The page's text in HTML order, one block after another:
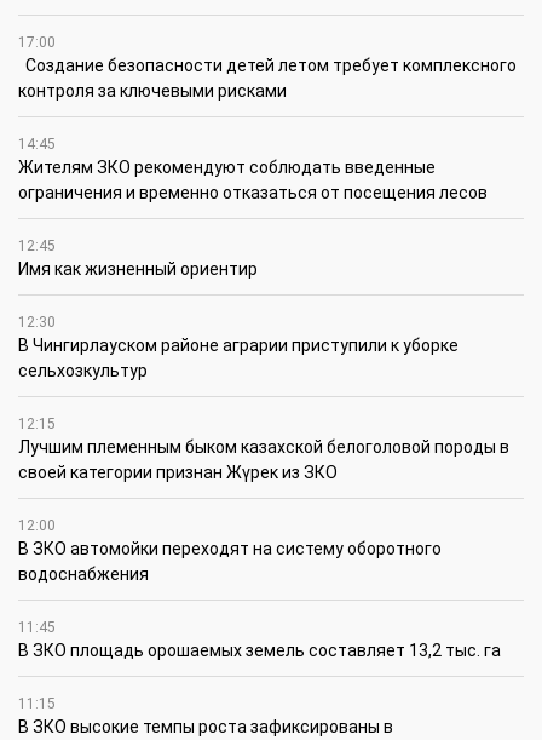
17:00
Создание безопасности детей летом требует комплексного
контроля за ключевыми рисками
14:45
Жителям ЗКО рекомендуют соблюдать введенные
ограничения и временно отказаться от посещения лесов
12:45
Имя как жизненный ориентир
12:30
В Чингирлауском районе аграрии приступили к уборке
сельхозкультур
12:15
Лучшим племенным быком казахской белоголовой породы в
своей категории признан Жүрек из ЗКО
12:00
В ЗКО автомойки переходят на систему оборотного
водоснабжения
11:45
В ЗКО площадь орошаемых земель составляет 13,2 тыс. га
11:15
В ЗКО высокие темпы роста зафиксированы в